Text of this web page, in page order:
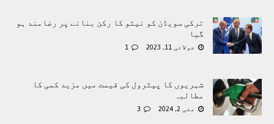
ترکی سویڈن کو نیٹو کا رکن بنانے پر رضامند ہو
گیا
جولائی 11, 2023 1
شہریوں کا پیٹرول کی قیمت میں مزید کمی کا
مطالبہ
مئی 2, 2024 3